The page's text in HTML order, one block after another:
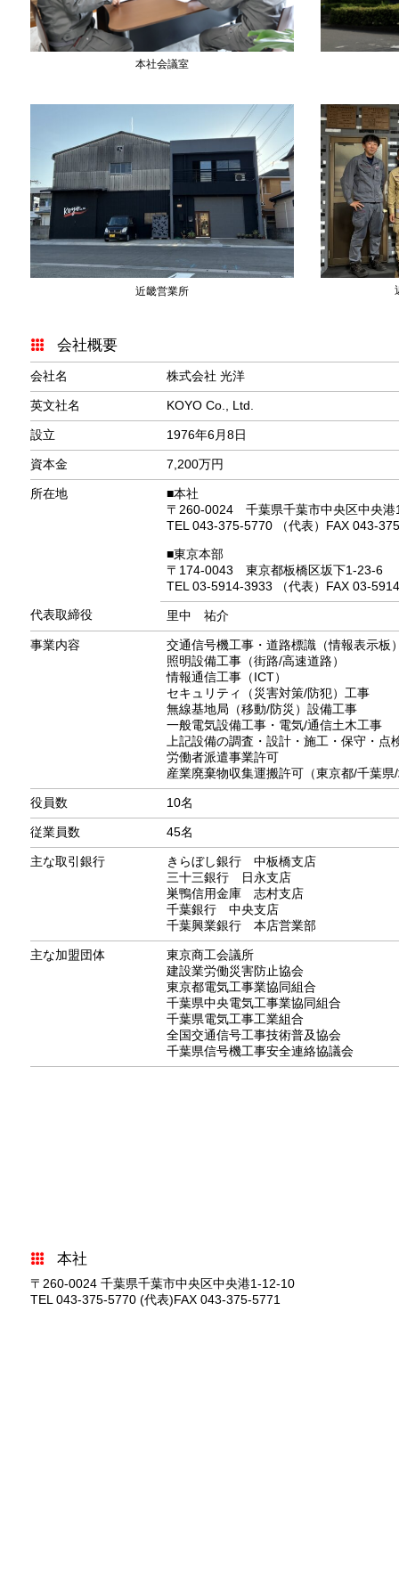
本社会議室
近畿営業所
会社概要
会社名 株式会社 光洋
英文社名 KOYO Co., Ltd.
設立 1976年6月8日
資本金 7,200万円
所在地
■本社
〒260-0024
千葉県千葉市中央区中央
TEL 043-375-5770 （代表）
FAX 043-
■東京本部
〒174-0043
東京都板橋区坂下1-23-6
TEL 03-5914-3933 （代表）
FAX 03-
代表取締役 里中 祐介
事業内容
交通信号機工事・道路標識（情報表示板
照明設備工事（街路/高速道路）
情報通信工事（ICT）
セキュリティ（災害対策/防犯）工事
無線基地局（移動/防災）設備工事
一般電気設備工事・電気/通信土木工事
上記設備の調査・設計・施工・保守・点
労働者派遣事業許可
産業廃棄物収集運搬許可（東京都/千葉
役員数 10名
従業員数 45名
主な取引銀行
きらぼし銀行 中板橋支店
三十三銀行 日永支店
巣鴨信用金庫 志村支店
千葉銀行 中央支店
千葉興業銀行 本店営業部
主な加盟団体
東京商工会議所
建設業労働災害防止協会
東京都電気工事業協同組合
千葉県中央電気工事業協同組合
千葉県電気工事工業組合
全国交通信号工事技術普及協会
千葉県信号機工事安全連絡協議会
本社
〒260-0024 千葉県千葉市中央区中央港1-12-10
TEL 043-375-5770 (代表)FAX 043-375-5771